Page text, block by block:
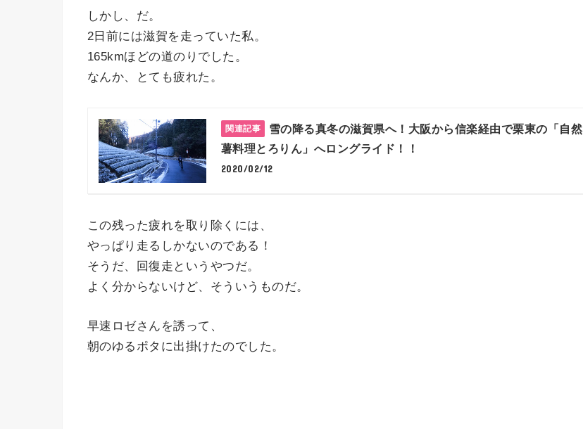
しかし、だ。
2日前には滋賀を走っていた私。
165kmほどの道のりでした。
なんか、とても疲れた。
雪の降る真冬の滋賀県へ！大阪から信楽経由で栗東の「自然
薯料理とろりん」へロングライド！！
2020/02/12
この残った疲れを取り除くには、
やっぱり走るしかないのである！
そうだ、回復走というやつだ。
よく分からないけど、そういうものだ。
早速ロゼさんを誘って、
朝のゆるポタに出掛けたのでした。